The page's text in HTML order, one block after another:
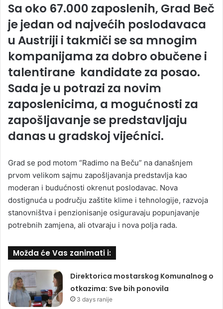
Sa oko 67.000 zaposlenih, Grad Beč
je jedan od najvećih poslodavaca
u Austriji i takmiči se sa mnogim
kompanijama za dobro obučene i
talentirane kandidate za posao.
Sada je u potrazi za novim
zaposlenicima, a mogućnosti za
zapošljavanje se predstavljaju
danas u gradskoj vijećnici.
Grad se pod motom “Radimo na Beču” na današnjem
prvom velikom sajmu zapošljavanja predstavlja kao
moderan i budućnosti okrenut poslodavac. Nova
dostignuća u području zaštite klime i tehnologije, razvoja
stanovništva i penzionisanje osiguravaju popunjavanje
potrebnih zamjena, ali otvaraju i nova polja rada.
Možda će Vas zanimati i:
Direktorica mostarskog Komunalnog o
otkazima: Sve bih ponovila
3 days ranije